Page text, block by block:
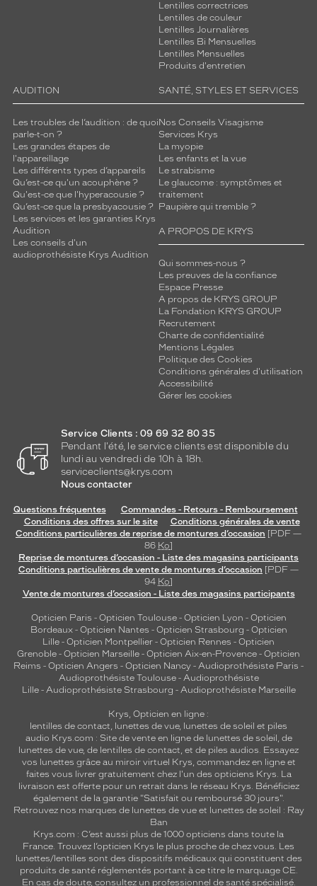
Lentilles correctrices
Lentilles de couleur
Lentilles Journalières
Lentilles Bi Mensuelles
Lentilles Mensuelles
Produits d'entretien
AUDITION
Les troubles de l’audition : de quoi
parle-t-on ?
Les grandes étapes de
l'appareillage
Les différents types d’appareils
Qu’est-ce qu'un acouphène ?
Qu'est-ce que l'hyperacousie ?
Qu’est-ce que la presbyacousie ?
Les services et les garanties Krys
Audition
Les conseils d'un
audioprothésiste Krys Audition
SANTÉ, STYLES ET SERVICES
Nos Conseils Visagisme
Services Krys
La myopie
Les enfants et la vue
Le strabisme
Le glaucome : symptômes et
traitement
Paupière qui tremble ?
A PROPOS DE KRYS
Qui sommes-nous ?
Les preuves de la confiance
Espace Presse
A propos de KRYS GROUP
La Fondation KRYS GROUP
Recrutement
Charte de confidentialité
Mentions Légales
Politique des Cookies
Conditions générales d'utilisation
Accessibilité
Gérer les cookies
Service Clients : 09 69 32 80 35
Pendant l'été, le service clients est disponible du
lundi au vendredi de 10h à 18h.
serviceclients@krys.com
Nous contacter
Questions fréquentes
Commandes - Retours - Remboursement
Conditions des offres sur le site
Conditions générales de vente
Conditions particulières de reprise de montures d’occasion [PDF —
86 Ko]
Reprise de montures d’occasion - Liste des magasins participants
Conditions particulières de vente de montures d’occasion [PDF —
94 Ko]
Vente de montures d’occasion - Liste des magasins participants
Opticien Paris - Opticien Toulouse- Opticien Lyon - Opticien
Bordeaux- Opticien Nantes - Opticien Strasbourg - Opticien
Lille - Opticien Montpellier - Opticien Rennes - Opticien
Grenoble - Opticien Marseille - Opticien Aix-en-Provence - Opticien
Reims - Opticien Angers - Opticien Nancy - Audioprothésiste Paris -
Audioprothésiste Toulouse- Audioprothésiste
Lille- Audioprothésiste Strasbourg - Audioprothésiste Marseille
Krys, Opticien en ligne :
lentilles de contact, lunettes de vue, lunettes de soleil et piles
audio Krys.com : Site de vente en ligne de lunettes de soleil, de
lunettes de vue, de lentilles de contact, et de piles audios. Essayez
vos lunettes grâce au miroir virtuel Krys, commandez en ligne et
faites vous livrer gratuitement chez l'un des opticiens Krys. La
livraison est offerte pour un retrait dans le réseau Krys. Bénéficiez
également de la garantie "Satisfait ou remboursé 30 jours".
Retrouvez nos marques de lunettes de vue et lunettes de soleil : Ray
Ban
Krys.com : C’est aussi plus de 1000 opticiens dans toute la
France. Trouvez l’opticien Krys le plus proche de chez vous. Les
lunettes/lentilles sont des dispositifs médicaux qui constituent des
produits de santé réglementés portant à ce titre le marquage CE.
En cas de doute, consultez un professionnel de santé spécialisé.